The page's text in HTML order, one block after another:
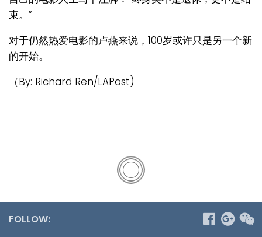
束。”
对于仍然热爱电影的卢燕来说，100岁或许只是另一个新
的开始。
（By: Richard Ren/LAPost)
FOLLOW: